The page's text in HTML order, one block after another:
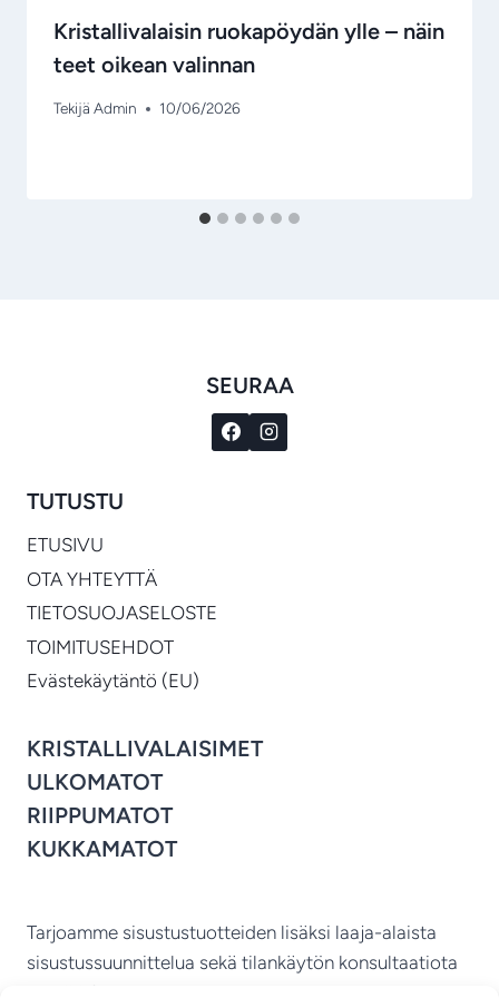
Kristallivalaisin ruokapöydän ylle – näin
teet oikean valinnan
Tekijä Admin 10/06/2026
SEURAA
TUTUSTU
ETUSIVU
OTA YHTEYTTÄ
TIETOSUOJASELOSTE
TOIMITUSEHDOT
Evästekäytäntö (EU)
KRISTALLIVALAISIMET
ULKOMATOT
RIIPPUMATOT
KUKKAMATOT
Tarjoamme sisustustuotteiden lisäksi laaja-alaista
sisustussuunnittelua sekä tilankäytön konsultaatiota